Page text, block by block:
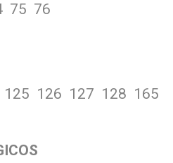
75 76
126 127 128 165